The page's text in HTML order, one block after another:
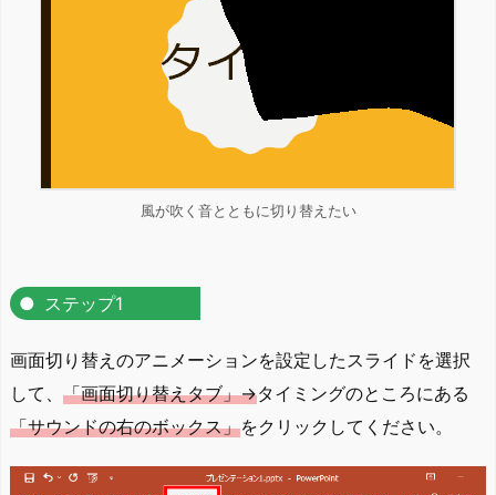
風が吹く音とともに切り替えたい
ステップ1
画面切り替えのアニメーションを設定したスライドを選択
して、 「画面切り替えタブ」→タイミングのところにある
「サウンドの右のボックス」をクリックしてください。